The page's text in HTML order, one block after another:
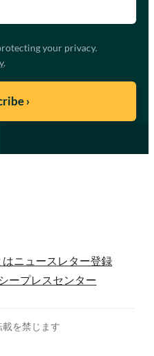
your privacy.
.
は ニュースレター登録
ープレスセンター
を禁じます